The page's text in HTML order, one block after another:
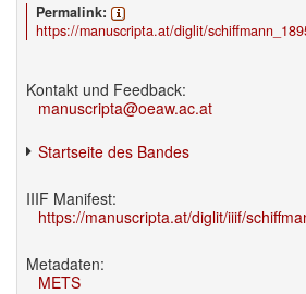
Permalink:
https://manuscripta.at/diglit/
Kontakt und Feedback:
manuscripta@oeaw.ac.at
Startseite des Bandes
IIIF Manifest:
https://manuscripta.at/diglit/iiif/
Metadaten:
METS